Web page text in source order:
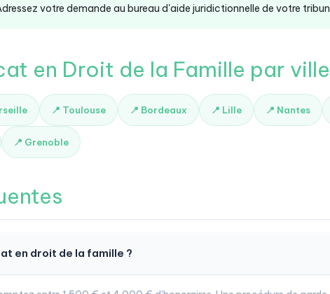
votre demande au bureau d'aide juridictionnelle de votre
en Droit de la Famille par ville
📍 Toulouse 📍 Bordeaux 📍 Lille 📍 Nantes
📍 Grenoble
en droit de la famille ?